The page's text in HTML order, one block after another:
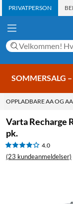
PRIVATPERSON
SOMMERSALG
OPPLADBARE AA OG
Varta Recharge
pk.
4.0
(23 kundeanmeldelser)